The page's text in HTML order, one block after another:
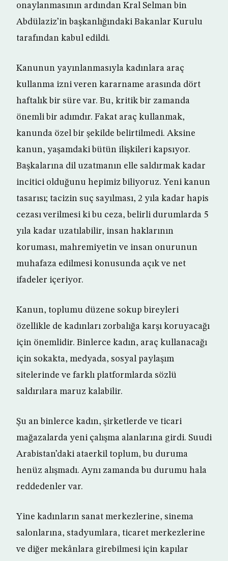
onaylanmasının ardından Kral Selman bin
Abdülaziz’in başkanlığındaki Bakanlar Kurulu
tarafından kabul edildi.
Kanunun yayınlanmasıyla kadınlara araç
kullanma izni veren kararname arasında dört
haftalık bir süre var. Bu, kritik bir zamanda
önemli bir adımdır. Fakat araç kullanmak,
kanunda özel bir şekilde belirtilmedi. Aksine
kanun, yaşamdaki bütün ilişkileri kapsıyor.
Başkalarına dil uzatmanın elle saldırmak kadar
incitici olduğunu hepimiz biliyoruz. Yeni kanun
tasarısı; tacizin suç sayılması, 2 yıla kadar hapis
cezası verilmesi ki bu ceza, belirli durumlarda 5
yıla kadar uzatılabilir, insan haklarının
koruması, mahremiyetin ve insan onurunun
muhafaza edilmesi konusunda açık ve net
ifadeler içeriyor.
Kanun, toplumu düzene sokup bireyleri
özellikle de kadınları zorbalığa karşı koruyacağı
için önemlidir. Binlerce kadın, araç kullanacağı
için sokakta, medyada, sosyal paylaşım
sitelerinde ve farklı platformlarda sözlü
saldırılara maruz kalabilir.
Şu an binlerce kadın, şirketlerde ve ticari
mağazalarda yeni çalışma alanlarına girdi. Suudi
Arabistan’daki ataerkil toplum, bu duruma
henüz alışmadı. Aynı zamanda bu durumu hala
reddedenler var.
Yine kadınların sanat merkezlerine, sinema
salonlarına, stadyumlara, ticaret merkezlerine
ve diğer mekânlara girebilmesi için kapılar